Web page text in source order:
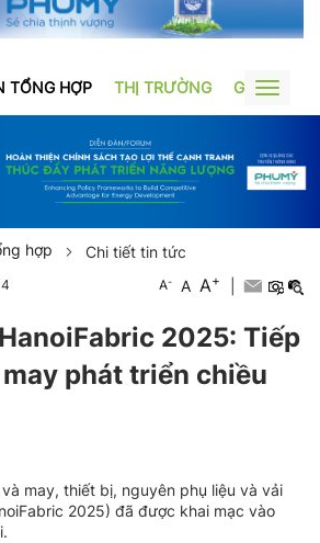
TỔNG HỢP THỊ TRƯỜNG GƯƠNG
Toggle
hợp Chi tiết tin tức
A- A A+
2025: Tiếp
phát triển chiều
may, thiết bị, nguyên phụ liệu và vải
2025) đã được khai mạc vào